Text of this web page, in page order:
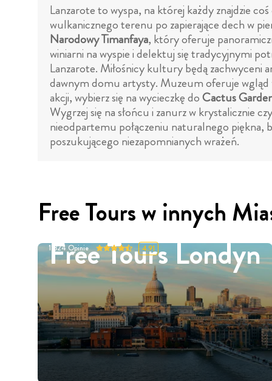
Lanzarote to wyspa, na której każdy znajdzie
wulkanicznego terenu po zapierające dech w
Narodowy Timanfaya, który oferuje
winiarni na wyspie i delektuj się tradycyjnymi
Lanzarote. Miłośnicy kultury będą
dawnym domu artysty. Muzeum oferuje wgląd
akcji, wybierz się na wycieczkę doCactus
Wygrzej się na słońcu i zanurz w krystalicznie
nieodpartemu połączeniu naturalnego
poszukującego niezapomnianych wrażeń.
Free Tours w innych
Free Tours Londyn
11324Opinie 4.91